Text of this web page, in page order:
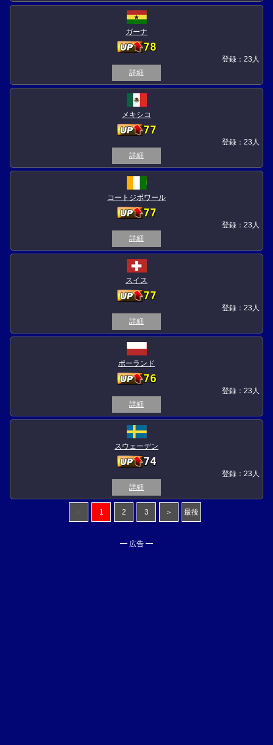
ガーナ
78
登録：23人
詳細
メキシコ
77
登録：23人
詳細
コートジボワール
77
登録：23人
詳細
スイス
77
登録：23人
詳細
ポーランド
76
登録：23人
詳細
スウェーデン
74
登録：23人
詳細
1 2 3 ＞ 最後
━ 広告 ━